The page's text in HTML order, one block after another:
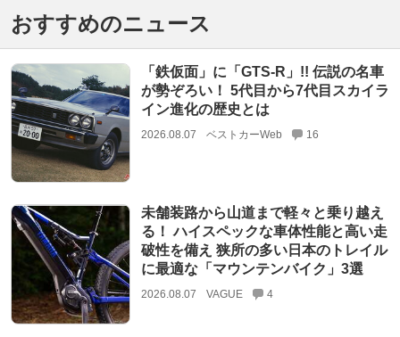
おすすめのニュース
「鉄仮面」に「GTS-R」!! 伝説の名車
が勢ぞろい！ 5代目から7代目スカイラ
イン進化の歴史とは
2026.08.07 ベストカーWeb 16
未舗装路から山道まで軽々と乗り越え
る！ ハイスペックな車体性能と高い走
破性を備え 狭所の多い日本のトレイル
に最適な「マウンテンバイク」3選
2026.08.07 VAGUE 4